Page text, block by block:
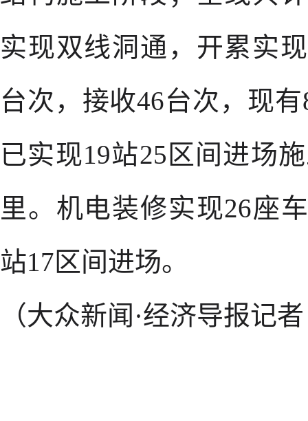
实现双线洞通，开累实
台次，接收46台次，现
已实现19站25区间进场
里。机电装修实现26座
站17区间进场。
（大众新闻·经济导报记